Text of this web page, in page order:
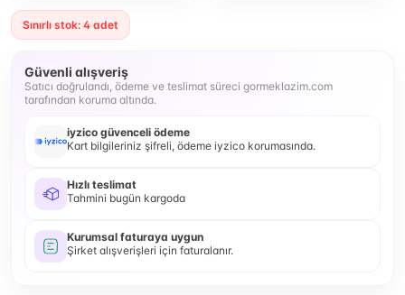
Sınırlı stok: 4 adet
Güvenli alışveriş
Satıcı doğrulandı, ödeme ve teslimat süreci gormeklazim.com
tarafından koruma altında.
iyzico güvenceli ödeme
Kart bilgileriniz şifreli, ödeme iyzico korumasında.
Hızlı teslimat
Tahmini bugün kargoda
Kurumsal faturaya uygun
Şirket alışverişleri için faturalanır.